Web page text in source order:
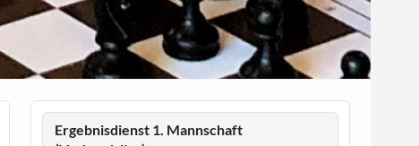
Ergebnisdienst 1. Mannschaft